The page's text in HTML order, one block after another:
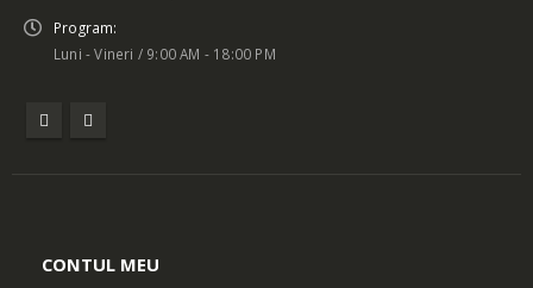
Program:
Luni - Vineri / 9:00 AM - 18:00 PM
CONTUL MEU